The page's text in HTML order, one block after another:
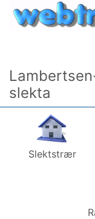
slekta
Slektstrær